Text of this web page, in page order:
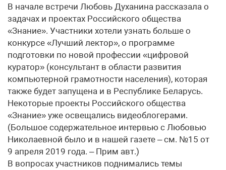
В начале встречи Любовь Духанина рассказала о
задачах и проектах Российского общества
«Знание». Участники хотели узнать больше о
конкурсе «Лучший лектор», о программе
подготовки по новой профессии «цифровой
куратор» (консультант в области развития
компьютерной грамотности населения), которая
также будет запущена и в Республике Беларусь.
Некоторые проекты Российского общества
«Знание» уже освещались видеоблогерами.
(Большое содержательное интервью с Любовью
Николаевной было и в нашей газете – см. №15 от
9 апреля 2019 года. – Прим авт.)
В вопросах участников поднимались темы